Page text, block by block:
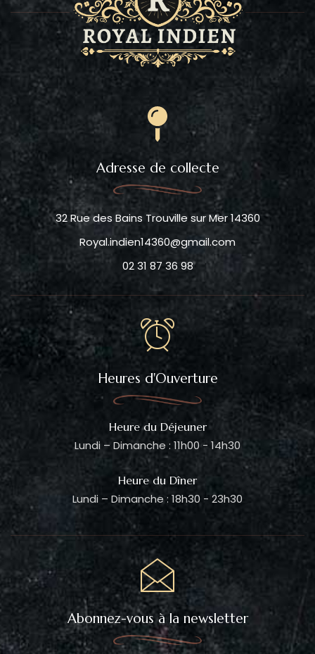
Adresse de collecte
32 Rue des Bains Trouville sur Mer 14360
Royal.indien14360@gmail.com
02 31 87 36 98
Heures d'Ouverture
Heure du Déjeuner
Lundi – Dimanche : 11h00 - 14h30
Heure du Dîner
Lundi – Dimanche : 18h30 - 23h30
Abonnez-vous à la newsletter